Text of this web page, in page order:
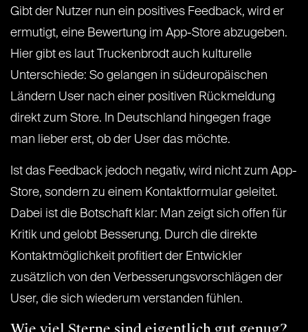
Gibt der Nutzer nun ein positives Feedback, wird er
ermutigt, eine Bewertung im App-Store abzugeben.
Hier gibt es laut Truckenbrodt auch kulturelle
Unterschiede: So gelangen in südeuropäischen
Ländern User nach einer positiven Rückmeldung
direkt zum Store. In Deutschland hingegen frage
man lieber erst, ob der User das möchte.
Ist das Feedback jedoch negativ, wird nicht zum App-
Store, sondern zu einem Kontaktformular geleitet.
Dabei ist die Botschaft klar: Man zeigt sich offen für
Kritik und gelobt Besserung. Durch die direkte
Kontaktmöglichkeit profitiert der Entwickler
zusätzlich von den Verbesserungsvorschlägen der
User, die sich wiederum verstanden fühlen.